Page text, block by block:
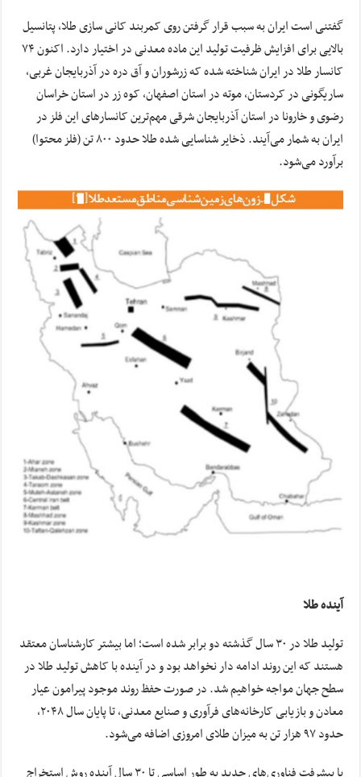
گفتنی است ایران به سبب قرار گرفتن روی کمربند کانی سازی طلا، پتانسیل
بالایی برای افزایش ظرفیت تولید این ماده معدنی در اختیار دارد. اکنون ۷۴
کانسار طلا در ایران شناخته شده که زرشوران و آق دره در آذربایجان غربی،
ساریگونی در کردستان، موته در استان اصفهان، کوه زر در استان خراسان
رضوی و خارونا در استان آذربایجان شرقی مهم‌ترین کانسارهای این فلز در
ایران به شمار می‌آیند. ذخایر شناسایی شده طلا حدود ۸۰۰ تن (فلز محتوا)
برآورد می‌شود.
آینده طلا
تولید طلا در ۳۰ سال گذشته دو برابر شده است؛ اما بیشتر کارشناسان معتقد
هستند که این روند ادامه دار نخواهد بود و در آینده با کاهش تولید طلا در
سطح جهان مواجه خواهیم شد. در صورت حفظ روند موجود پیرامون عیار
معادن و بازیابی کارخانه‌های فرآوری و صنایع معدنی، تا پایان سال ۲۰۴۸،
حدود ۹۷ هزار تن به میزان طلای امروزی اضافه می‌شود.
با پیشرفت فناوری‌های جدید به طور اساسی تا ۳۰ سال آینده روش استخراج